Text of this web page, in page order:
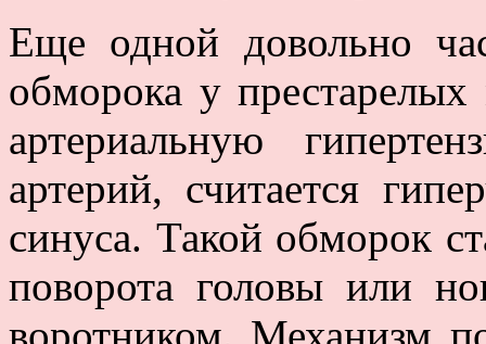
Еще одной довольно
обморока у
артериальную
артерий, считается
синуса. Такой обморок
поворота головы или
воротником. Механизм